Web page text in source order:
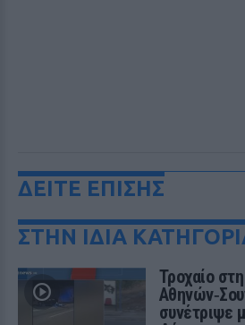
ΔΕΙΤΕ ΕΠΙΣΗΣ
ΣΤΗΝ ΙΔΙΑ
Τροχαίο
συνέτριψε